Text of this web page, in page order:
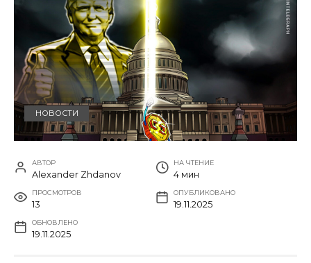
НОВОСТИ
АВТОР
Alexander Zhdanov
НА ЧТЕНИЕ
4 мин
ПРОСМОТРОВ
13
ОПУБЛИКОВАНО
19.11.2025
ОБНОВЛЕНО
19.11.2025